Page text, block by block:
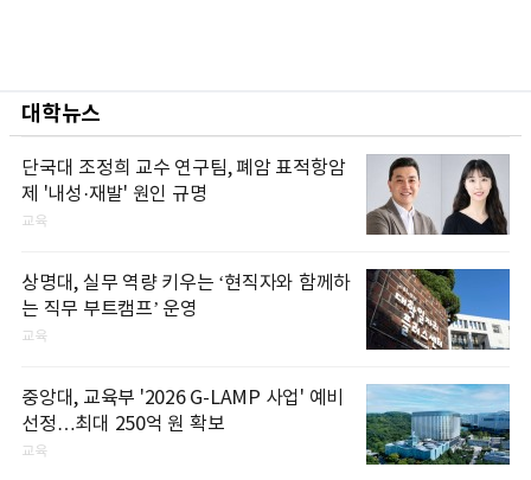
대학뉴스
단국대 조정희 교수 연구팀, 폐암 표적항암
제 '내성·재발' 원인 규명
교육
상명대, 실무 역량 키우는 ‘현직자와 함께하
는 직무 부트캠프’ 운영
교육
중앙대, 교육부 '2026 G-LAMP 사업' 예비
선정…최대 250억 원 확보
교육